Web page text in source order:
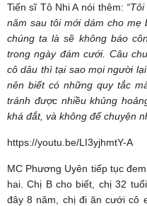
Tiến sĩ Tô Nhi A nói thêm: “Tôi
năm sau tôi mới dám cho mẹ
chúng ta là sẽ không báo
trong ngày đám cưới. Câu
cô dâu thì tại sao mọi người
nên biết có những quy tắc
tránh được nhiều khủng
khá đắt, và không để chuyện
https://youtu.be/LI3yjhmtY-A
MC Phương Uyên tiếp tục
hai. Chị B cho biết, chị 32
đây 8 năm, chị đi ăn cưới cô